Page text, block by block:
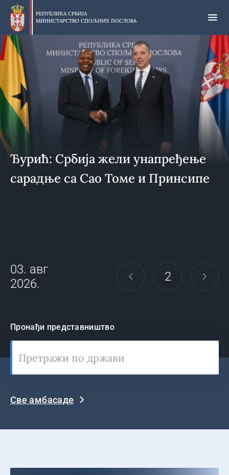
Прескочи
главни
део
садржаја
РЕПУБЛИКА СРБИЈА
МИНИСТАРСТВО СПОЉНИХ ПОСЛОВА
Ђурић: Србија жели унапређење
сарадње са Сао Томе и Принсипе
03. авг
2026.
2
Пронађи представништво
Све амбасаде